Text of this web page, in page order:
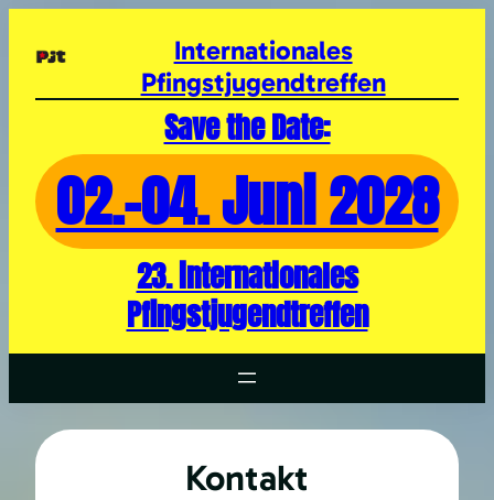
springen
Internationales
Pfingstjugendtreffen
Save the Date:
02.-04. Juni 2028
23. internationales
Pfingstjugendtreffen
Kontakt